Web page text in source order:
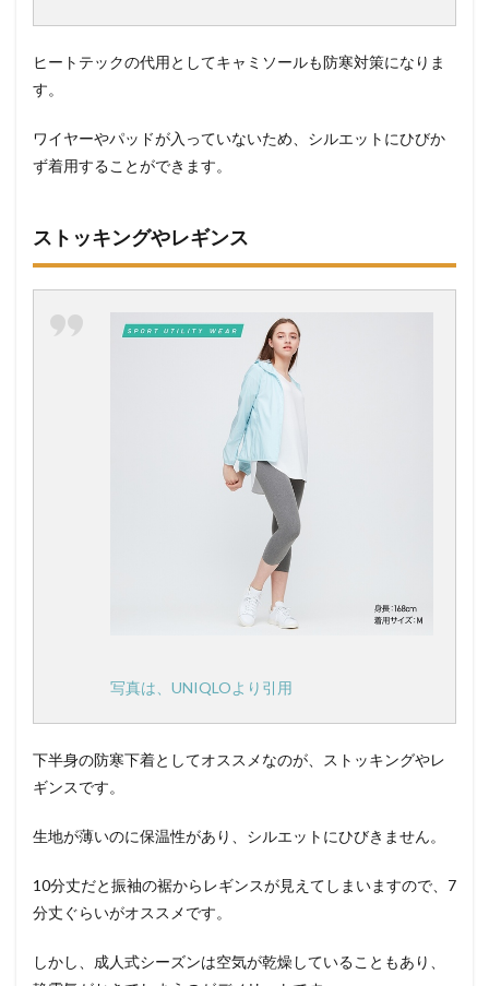
ヒートテックの代用としてキャミソールも防寒対策になりま
す。
ワイヤーやパッドが入っていないため、シルエットにひびか
ず着用することができます。
ストッキングやレギンス
写真は、UNIQLOより引用
下半身の防寒下着としてオススメなのが、ストッキングやレ
ギンスです。
生地が薄いのに保温性があり、シルエットにひびきません。
10分丈だと振袖の裾からレギンスが見えてしまいますので、7
分丈ぐらいがオススメです。
しかし、成人式シーズンは空気が乾燥していることもあり、